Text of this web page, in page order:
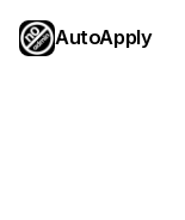
AutoApply